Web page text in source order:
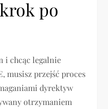
po
i chcąc legalnie
musisz przejść proces
dyrektyw
otrzymaniem